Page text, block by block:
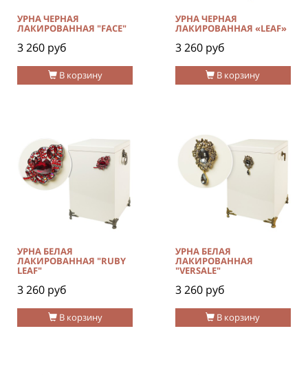
В корзину
УРНА ЧЕРНАЯ
ЛАКИРОВАННАЯ "FACE"
3 260 руб
В корзину
УРНА ЧЕРНАЯ
ЛАКИРОВАННАЯ «LEAF»
3 260 руб
В корзину
УРНА БЕЛАЯ
ЛАКИРОВАННАЯ "RUBY
LEAF"
3 260 руб
В корзину
УРНА БЕЛАЯ
ЛАКИРОВАННАЯ
"VERSALE"
3 260 руб